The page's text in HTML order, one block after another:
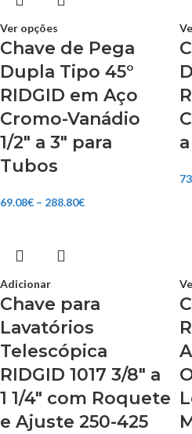
Ver opções
Chave de Pega
Dupla Tipo 45°
RIDGID em Aço
Cromo-Vanádio
1/2″ a 3″ para
Tubos
69.08€ – 288.80€
Adicionar
Chave para
Lavatórios
Telescópica
RIDGID 1017 3/8″ a
1 1/4″ com Roquete
e Ajuste 250-425